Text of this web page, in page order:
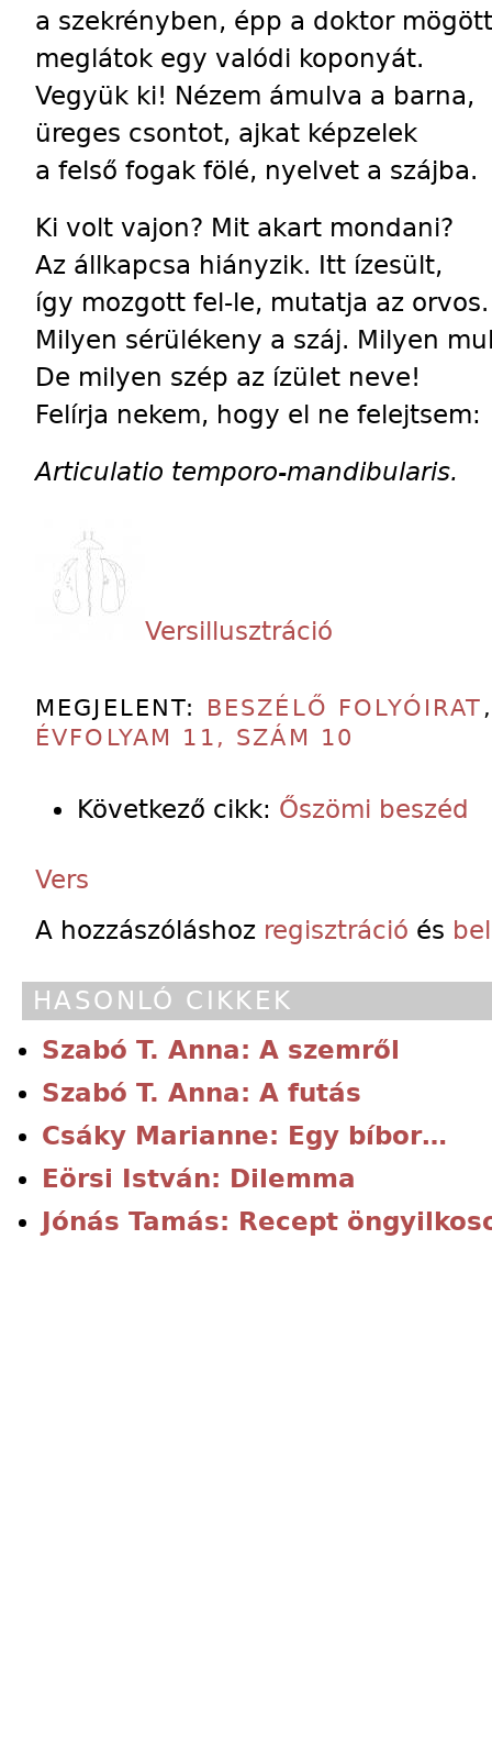
a szekrényben, épp a doktor mögött
meglátok egy valódi koponyát.
Vegyük ki! Nézem ámulva a barna,
üreges csontot, ajkat képzelek
a felső fogak fölé, nyelvet a szájba.
Ki volt vajon? Mit akart mondani?
Az állkapcsa hiányzik. Itt ízesült,
így mozgott fel-le, mutatja az orvos.
Milyen sérülékeny a száj. Milyen
De milyen szép az ízület neve!
Felírja nekem, hogy el ne felejtsem:
Articulatio temporo-mandibularis.
Versillusztráció
MEGJELENT: BESZÉLŐ FOLYÓIRAT
ÉVFOLYAM 11, SZÁM 10
Következő cikk: Őszömi beszéd
Vers
A hozzászóláshoz regisztráció és
HASONLÓ CIKKEK
Szabó T. Anna: A szemről
Szabó T. Anna: A futás
Csáky Marianne: Egy bíbor…
Eörsi István: Dilemma
Jónás Tamás: Recept